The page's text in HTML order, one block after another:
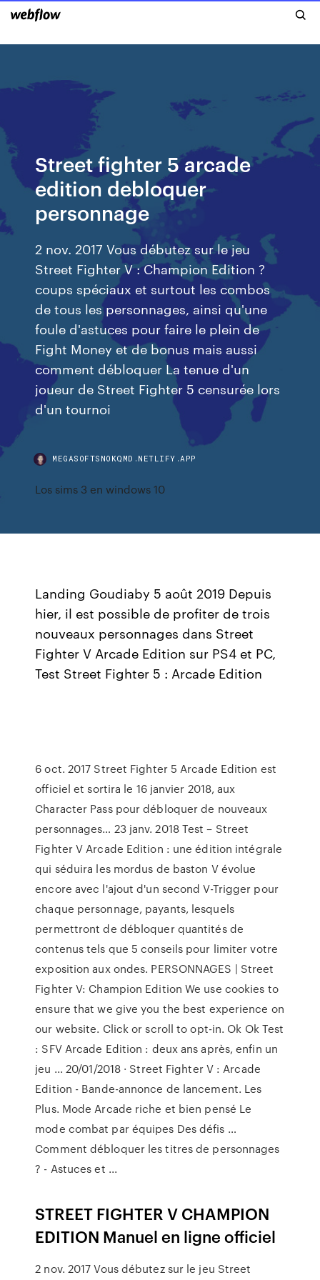
Street fighter 5 arcade
edition debloquer
personnage
2 nov. 2017 Vous débutez sur le jeu
Street Fighter V : Champion Edition ?
coups spéciaux et surtout les combos
de tous les personnages, ainsi qu'une
foule d'astuces pour faire le plein de
Fight Money et de bonus mais aussi
comment débloquer La tenue d'un
joueur de Street Fighter 5 censurée lors
d'un tournoi
MEGASOFTSNOKQMD.NETLIFY.APP
Los sims 3 en windows 10
Landing Goudiaby 5 août 2019 Depuis
hier, il est possible de profiter de trois
nouveaux personnages dans Street
Fighter V Arcade Edition sur PS4 et PC,
Test Street Fighter 5 : Arcade Edition
6 oct. 2017 Street Fighter 5 Arcade Edition est
officiel et sortira le 16 janvier 2018, aux
Character Pass pour débloquer de nouveaux
personnages… 23 janv. 2018 Test – Street
Fighter V Arcade Edition : une édition intégrale
qui séduira les mordus de baston V évolue
encore avec l'ajout d'un second V-Trigger pour
chaque personnage, payants, lesquels
permettront de débloquer quantités de
contenus tels que 5 conseils pour limiter votre
exposition aux ondes. PERSONNAGES | Street
Fighter V: Champion Edition We use cookies to
ensure that we give you the best experience on
our website. Click or scroll to opt-in. Ok Ok Test
: SFV Arcade Edition : deux ans après, enfin un
jeu ... 20/01/2018 · Street Fighter V : Arcade
Edition - Bande-annonce de lancement. Les
Plus. Mode Arcade riche et bien pensé Le
mode combat par équipes Des défis …
Comment débloquer les titres de personnages
? - Astuces et ...
STREET FIGHTER V CHAMPION
EDITION Manuel en ligne officiel
2 nov. 2017 Vous débutez sur le jeu Street